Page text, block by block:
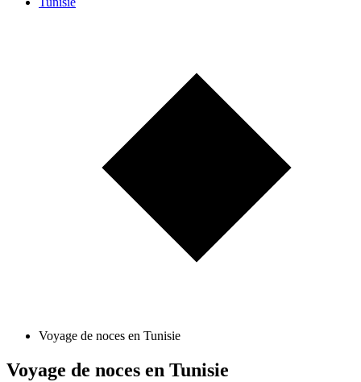
Voyage de noces en Tunisie
Voyage de noces en Tunisie